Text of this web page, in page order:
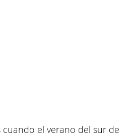
cuando el verano del sur de